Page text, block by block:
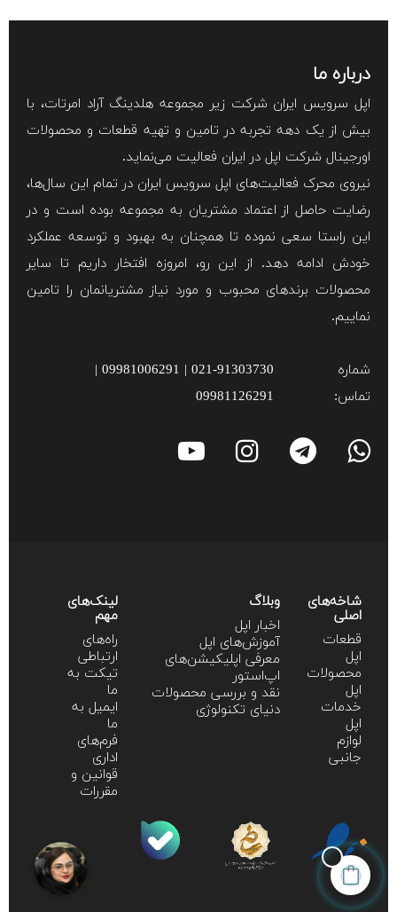
درباره ما
اپل سرویس ایران شرکت زیر مجموعه هلدینگ آراد امرتات، با
بیش از یک دهه تجربه در تامین و تهیه قطعات و محصولات
اورجینال شرکت اپل در ایران فعالیت می‌نماید.
نیروی محرک فعالیت‌های اپل سرویس ایران در تمام این سال‌ها،
رضایت حاصل از اعتماد مشتریان به مجموعه بوده است و در
این راستا سعی نموده تا همچنان به بهبود و توسعه عملکرد
خودش ادامه دهد. از این رو، امروزه افتخار داریم تا سایر
محصولات برند‌های محبوب و مورد نیاز مشتریانمان را تامین
نماییم.
شماره
تماس:
021-91303730 | 09981006291 |
09981126291
شاخه‌های
اصلی
قطعات
اپل
محصولات
اپل
خدمات
اپل
لوازم
جانبی
وبلاگ
اخبار اپل
آموزش‌‌های اپل
معرفی اپلیکیشن‌های
اپ‌استور
نقد و بررسی محصولات
دنیای تکنولوژی
لینک‌های
مهم
راه‌های
ارتباطی
تیکت به
ما
ایمیل به
ما
فرم‌های
اداری
قوانین و
مقررات